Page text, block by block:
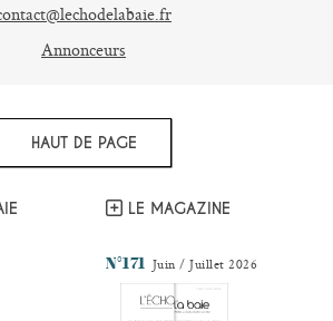
Annonceurs
HAUT DE PAGE
LE MAGAZINE
N°171 Juin / Juillet 2026